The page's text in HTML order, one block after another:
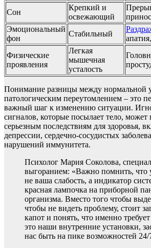
Сон
Крепкий и
освежающий
Эмоциональный
фон
Стабильный
Физические
проявления
Легкая
мышечная
усталость
Понимание разницы между нормальной
патологическим переутомлением – это
важный шаг к изменению ситуации.
сигналов, которые посылает тело, может
серьезным последствиям для здоровья,
депрессии, сердечно-сосудистых
нарушений иммунитета.
Психолог Мария Соколова,
выгоранием: «Важно помнить, что
не ваша слабость, а индикатор
красная лампочка на приборной
организма. Вместо того чтобы
чтобы не видеть проблему, стоит
капот и понять, что именно
это наши внутренние установки,
нас быть на пике возможностей 24/